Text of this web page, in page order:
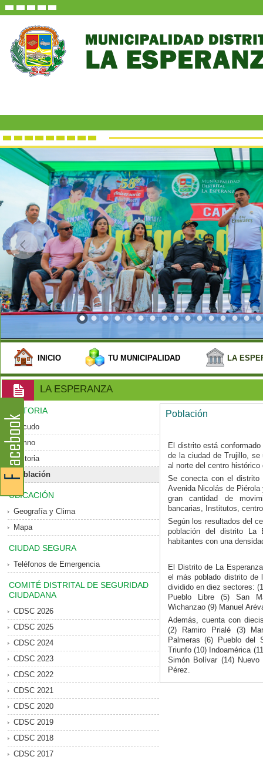
INICIO TU MUNICIPALIDAD LA
LA ESPERANZA
HISTORIA
Escudo
Himno
Historia
Población
UBICACIÓN
Geografía y Clima
Mapa
CIUDAD SEGURA
Teléfonos de Emergencia
COMITÉ DISTRITAL DE SEGURIDAD
CIUDADANA
CDSC 2026
CDSC 2025
CDSC 2024
CDSC 2023
CDSC 2022
CDSC 2021
CDSC 2020
CDSC 2019
CDSC 2018
CDSC 2017
Población
El distrito está
de la ciudad de Trujillo, se
al norte del centro histórico
Se conecta con el distrito
Avenida Nicolás de
gran cantidad de
bancarias, Institutos,
Según los resultados del
población del distrito La
habitantes con una
El Distrito de La
el más poblado distrito de
dividido en diez sectores:
Pueblo Libre (5) San
Wichanzao (9) Manuel
Además, cuenta con
(2) Ramiro Prialé (3)
Palmeras (6) Pueblo del
Triunfo (10) Indoamérica
Simón Bolívar (14) Nuevo
Pérez.